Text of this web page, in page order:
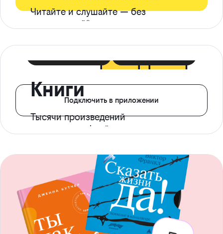
Читайте и слушайте — без
ограничений*
Книги
Тысячи произведений
с доступом офлайн
Подключить в приложении